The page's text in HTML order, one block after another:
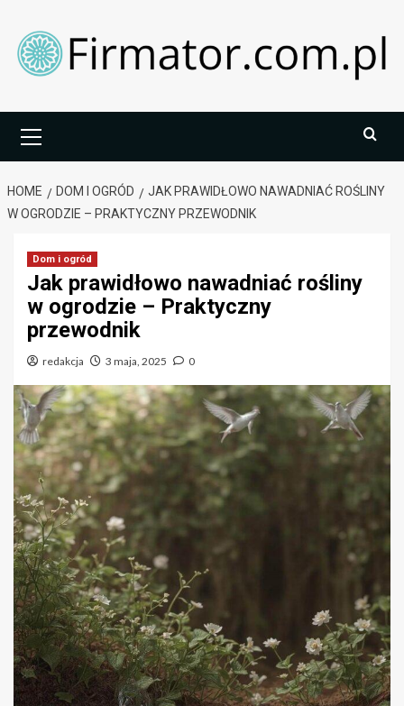
content
Menu
HOME DOM I OGRÓD
JAK PRAWIDŁOWO NAWADNIAĆ ROŚLINY
W OGRODZIE – PRAKTYCZNY PRZEWODNIK
Dom i ogród
Jak prawidłowo nawadniać rośliny
w ogrodzie – Praktyczny
przewodnik
redakcja 3 maja, 2025 0